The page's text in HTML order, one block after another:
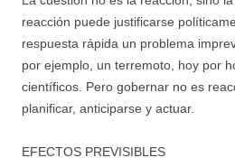
reacción puede justificarse
respuesta rápida un problema
por ejemplo, un terremoto, hoy por
científicos. Pero gobernar no es
planificar, anticiparse y actuar.
EFECTOS PREVISIBLES